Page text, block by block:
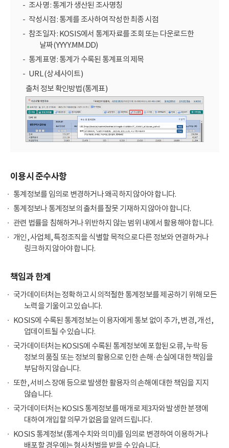
조사명 : 통계가 생산된 조사명칭
작성시점 : 통계를 조사하여 작성한 최종 시점
참조일자 : KOSIS에서 통계자료를 조회 또는 다운로드한
날짜(YYYY.MM.DD)
통계표명 : 통계가 수록된 통계표의 제목
URL (상세사이트)
출처 정보 확인방법(통계표)
이용시 준수사항
통계정보를 임의로 변경하거나 왜곡하지 않아야 합니다.
통계정보나 통계정보의 출처를 잘못 기재하지 않아야 합니다.
관련 법률을 침해하거나 위반하지 않는 범위 내에서 활용해야 합니다.
개인, 사업체, 특정조직을 식별할 목적으로 다른 정보와 연결하거나
링크하지 않아야 합니다.
책임과 한계
국가데이터처는 정확하고 시의적절한 통계정보를 제공하기 위해 모든
노력을 기울이고 있습니다.
KOSIS에 수록된 통계정보는 이용자에게 통보 없이 추가, 변경, 개선,
업데이트될 수 있습니다.
국가데이터처는 KOSIS에 수록된 통계정보에 포함된 오류, 누락 등
정보의 품질 또는 정보의 활용으로 인한 손해·손실에 대한 책임을
부담하지 않습니다.
또한, 서비스 장애 등으로 발생한 활용자의 손해에 대한 책임을 지지
않습니다.
국가데이터처는 KOSIS 통계정보를 매개로 제3자와 발생한 분쟁에
대하여 개입할 의무가 없음을 알려드립니다.
KOSIS 통계정보(통계수치와 의미)를 임의로 변경하여 이용하거나
배포할 경우에는 형사처벌을 받을 수 있습니다.